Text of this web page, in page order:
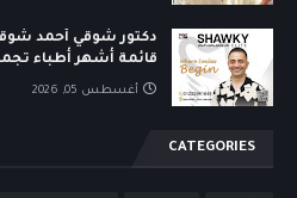
دكتور شوقي أحمد
قائمة أشهر أطباء
أغسطس 05, 2026
CATEGORIES